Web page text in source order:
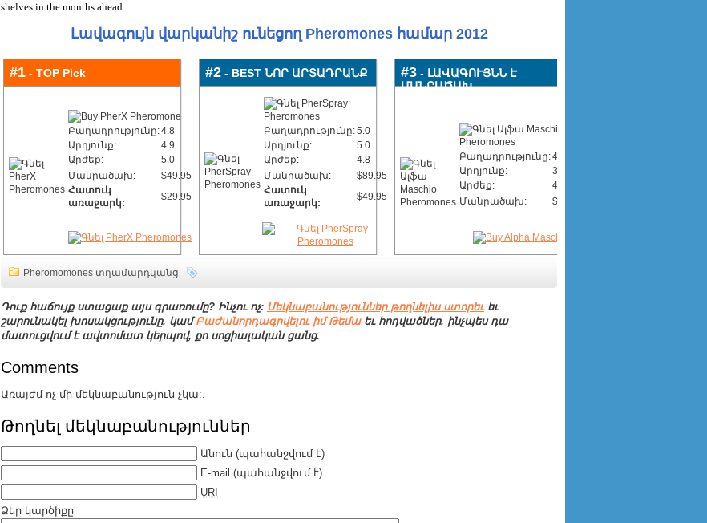
shelves in the months ahead.
Լավագույն վարկանիշ ունեցող Pheromones համար 2012
#1 - TOP Pick
Բաղադրությունը:4.8
Արդյունք:
4.9
Արժեք:
5.0
Մանրածախ:
$49.95
Հատուկ
առաջարկ:
$29.95
#2 - BEST ՆՈՐ ԱՐՏԱԴՐԱՆՔ
Բաղադրությունը:5.0
Արդյունք:
5.0
Արժեք:
4.8
Մանրածախ:
$89.95
Հատուկ
առաջարկ:
$49.95
#3 - ԼԱՎԱԳՈՒՅՆՆ Է
ՄԱՆՐԱԾԱԽ
Բաղադրությունը:4.1
Արդյունք:
3.9
Արժեք:
4.1
Մանրածախ:
$55.00
Pheromomones տղամարդկանց
Դուք հաճույք ստացաք այս գրառումը? Ինչու ոչ: Մեկնաբանություններ թողնելիս ստորեւեւ
շարունակել խոսակցությունը, կամԲաժանորդագրվելու իմ Թեմաեւ հոդվածներ, ինչպես դա
մատուցվում է ավտոմատ կերպով, քո սոցիալական ցանց.
Comments
Առայժմ ոչ մի մեկնաբանություն չկա:.
Թողնել մեկնաբանություններ
Անուն (պահանջվում է)
E-mail (պահանջվում է)
URI
Ձեր կարծիքը